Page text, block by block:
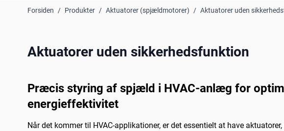
Forsiden / Produkter / Aktuatorer (spjældmotorer) / Aktuatorer uden
Aktuatorer uden sikkerhedsfunktion
Præcis styring af spjæld i HVAC-anlæg for
energieffektivitet
Når det kommer til HVAC-applikationer, er det essentielt at have